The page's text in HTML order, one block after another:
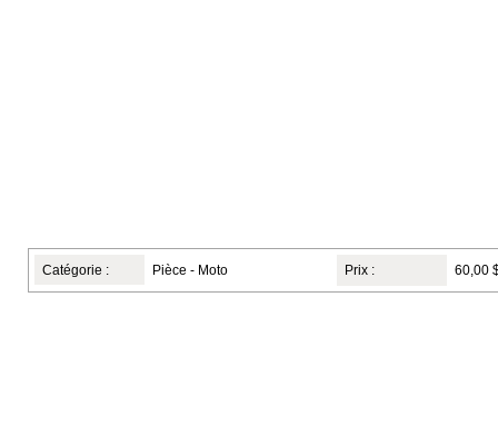
Catégorie : Pièce - Moto Prix : 60,00